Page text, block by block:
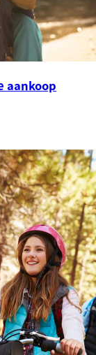
aankoop